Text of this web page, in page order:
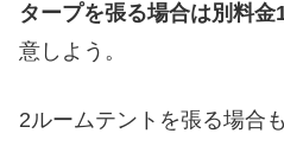
タープを張る場合は別料金
意しよう。
2ルームテントを張る場合